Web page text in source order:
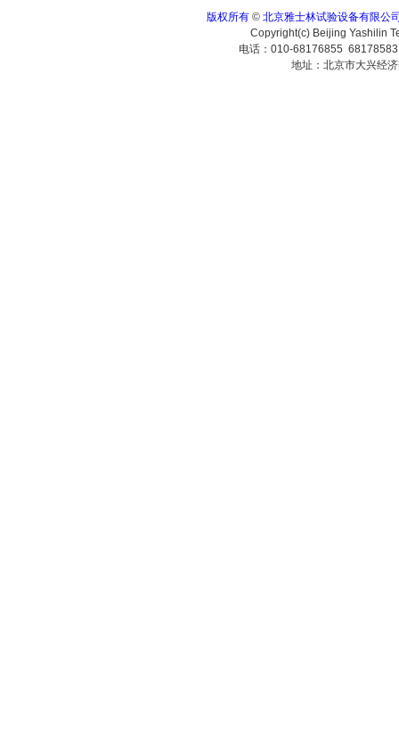
版权所有 © 北京雅士林试验设备有限公
Copyright(c) Beijing Yashilin
电话：010-68176855
地址：北京市大兴经